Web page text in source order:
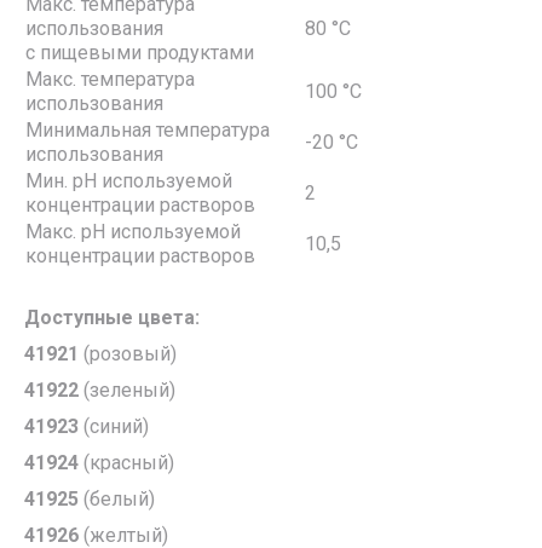
использования
с пищевыми продуктами
80 °С
Макс. температура
использования
100 °С
Минимальная температура
использования
-20 °С
Мин. pH используемой
концентрации растворов
2
Макс. pH используемой
концентрации растворов
10,5
Доступные цвета:
41921 (розовый)
41922 (зеленый)
41923 (синий)
41924 (красный)
41925 (белый)
41926 (желтый)